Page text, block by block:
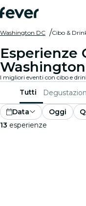
Washington DC Cibo &
Esperienze
Tutti
Data Oggi
13 esperienze